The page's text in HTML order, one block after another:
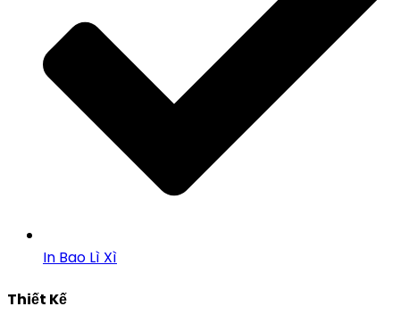
In Bao Lì Xì
Thiết Kế